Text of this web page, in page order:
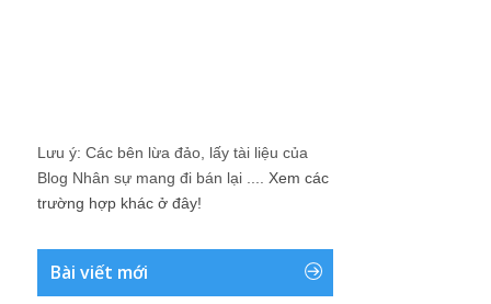
Lưu ý: Các bên lừa đảo, lấy tài liệu của
Blog Nhân sự mang đi bán lại .... Xem các
trường hợp khác ở đây!
Bài viết mới